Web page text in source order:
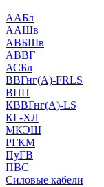
ААБл
ААШв
АВБШв
АВВГ
АСБл
ВВГнг(А)-FRLS
ВПП
КВВГнг(А)-LS
КГ-ХЛ
МКЭШ
РГКМ
ПуГВ
ПВС
Силовые кабели